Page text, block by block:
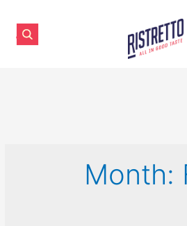
Month: